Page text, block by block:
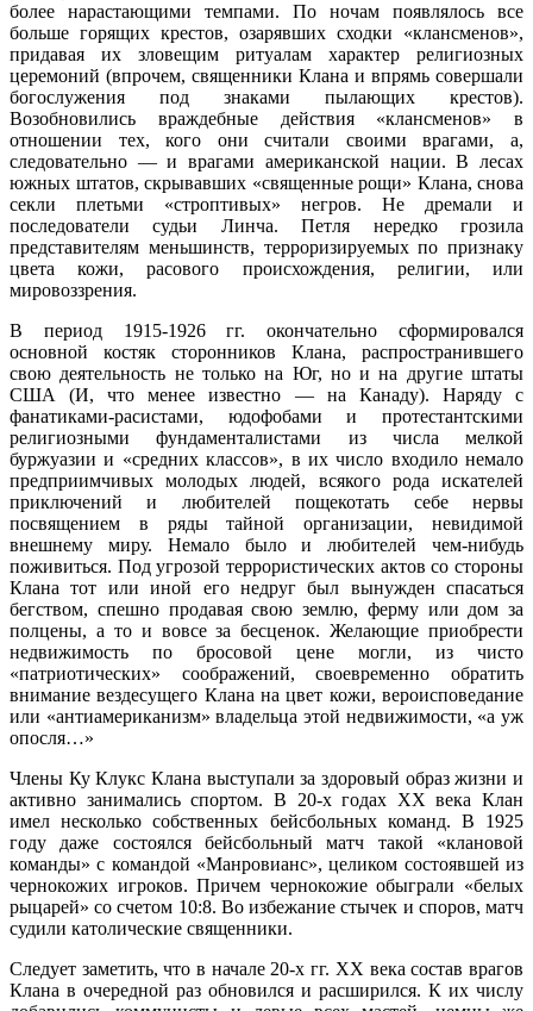
более нарастающими темпами. По ночам появлялось все
больше горящих крестов, озарявших сходки «клансменов»,
придавая их зловещим ритуалам характер религиозных
церемоний (впрочем, священники Клана и впрямь совершали
богослужения под знаками пылающих крестов).
Возобновились враждебные действия «клансменов» в
отношении тех, кого они считали своими врагами, а,
следовательно — и врагами американской нации. В лесах
южных штатов, скрывавших «священные рощи» Клана, снова
секли плетьми «строптивых» негров. Не дремали и
последователи судьи Линча. Петля нередко грозила
представителям меньшинств, терроризируемых по признаку
цвета кожи, расового происхождения, религии, или
мировоззрения.
В период 1915-1926 гг. окончательно сформировался
основной костяк сторонников Клана, распространившего
свою деятельность не только на Юг, но и на другие штаты
США (И, что менее известно — на Канаду). Наряду с
фанатиками-расистами, юдофобами и протестантскими
религиозными фундаменталистами из числа мелкой
буржуазии и «средних классов», в их число входило немало
предприимчивых молодых людей, всякого рода искателей
приключений и любителей пощекотать себе нервы
посвящением в ряды тайной организации, невидимой
внешнему миру. Немало было и любителей чем-нибудь
поживиться. Под угрозой террористических актов со стороны
Клана тот или иной его недруг был вынужден спасаться
бегством, спешно продавая свою землю, ферму или дом за
полцены, а то и вовсе за бесценок. Желающие приобрести
недвижимость по бросовой цене могли, из чисто
«патриотических» соображений, своевременно обратить
внимание вездесущего Клана на цвет кожи, вероисповедание
или «антиамериканизм» владельца этой недвижимости, «а уж
опосля…»
Члены Ку Клукс Клана выступали за здоровый образ жизни и
активно занимались спортом. В 20-х годах ХХ века Клан
имел несколько собственных бейсбольных команд. В 1925
году даже состоялся бейсбольный матч такой «клановой
команды» с командой «Манровианс», целиком состоявшей из
чернокожих игроков. Причем чернокожие обыграли «белых
рыцарей» со счетом 10:8. Во избежание стычек и споров, матч
судили католические священники.
Следует заметить, что в начале 20-х гг. ХХ века состав врагов
Клана в очередной раз обновился и расширился. К их числу